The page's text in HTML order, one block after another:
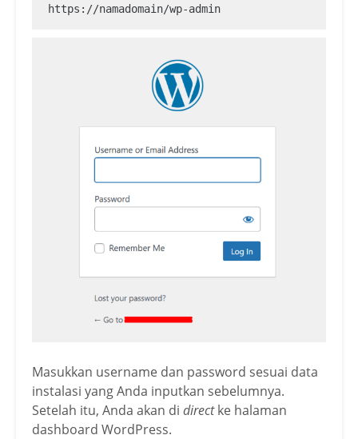
https://namadomain/wp-admin
Masukkan username dan password sesuai data
instalasi yang Anda inputkan sebelumnya.
Setelah itu, Anda akan di directke halaman
dashboard WordPress.